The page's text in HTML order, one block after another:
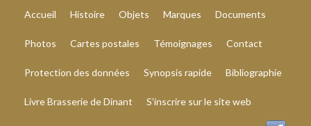
Accueil Histoire Objets Marques Documents
Photos Cartes postales Témoignages Contact
Protection des données Synopsis rapide Bibliographie
Livre Brasserie de Dinant S’inscrire sur le site web